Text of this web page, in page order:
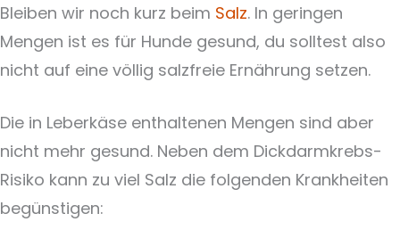
Bleiben wir noch kurz beim Salz. In geringen
Mengen ist es für Hunde gesund, du solltest also
nicht auf eine völlig salzfreie Ernährung setzen.
Die in Leberkäse enthaltenen Mengen sind aber
nicht mehr gesund. Neben dem Dickdarmkrebs-
Risiko kann zu viel Salz die folgenden Krankheiten
begünstigen: